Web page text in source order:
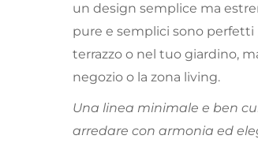
un design semplice ma
pure e semplici sono perfetti
terrazzo o nel tuo giardino,
negozio o la zona living.
Una linea minimale e ben
arredare con armonia ed